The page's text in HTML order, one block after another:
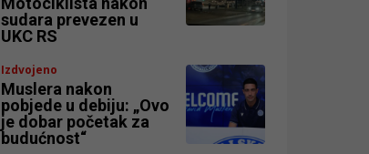
sudara prevezen u
UKC RS
Izdvojeno
Muslera nakon
pobjede u debiju: „Ovo
je dobar početak za
budućnost“